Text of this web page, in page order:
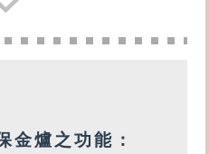
金爐之功能：